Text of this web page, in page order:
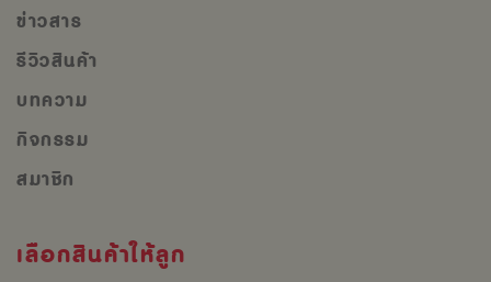
ข่าวสาร
รีวิวสินค้า
บทความ
กิจกรรม
สมาชิก
เลือกสินค้าให้ลูก